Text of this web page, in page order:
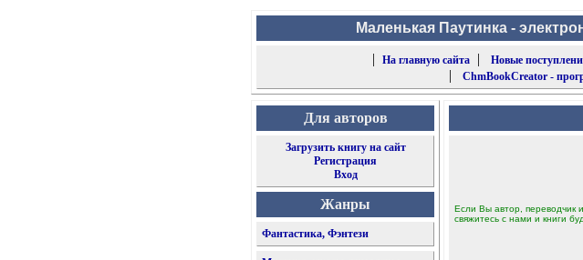
Маленькая Паутинка -
|
На главную сайта| Новые
|
ChmBookCreator -
Для авторов
Загрузить книгу на сайт
Регистрация
Вход
Жанры
Фантастика, Фэнтези
Если Вы автор, переводчик
свяжитесь с нами и книги